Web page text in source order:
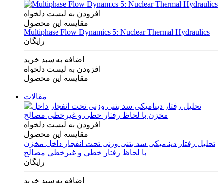
افزودن به لیست دلخواه
مقایسه این محصول
Multiphase Flow Dynamics 5: Nuclear Thermal Hydraulics
رایگان
اضافه به سبد خرید
افزودن به لیست دلخواه
مقایسه این محصول
+
مقالات
افزودن به لیست دلخواه
مقایسه این محصول
تحلیل رفتار دینامیکی سد بتنی وزنی تحت انفجار داخل مخزن
با لحاظ رفتار خطی و غیرخطی مصالح
رایگان
اضافه به سبد خرید